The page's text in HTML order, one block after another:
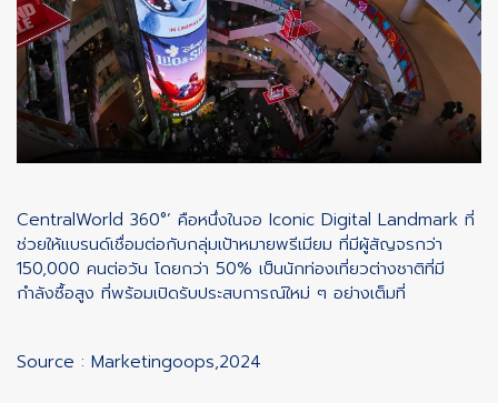
CentralWorld 360°’ คือหนึ่งในจอ Iconic Digital Landmark ที่
ช่วยให้แบรนด์เชื่อมต่อกับกลุ่มเป้าหมายพรีเมียม ที่มีผู้สัญจรกว่า
150,000 คนต่อวัน โดยกว่า 50% เป็นนักท่องเที่ยวต่างชาติที่มี
กำลังซื้อสูง ที่พร้อมเปิดรับประสบการณ์ใหม่ ๆ อย่างเต็มที่
Source : Marketingoops,2024